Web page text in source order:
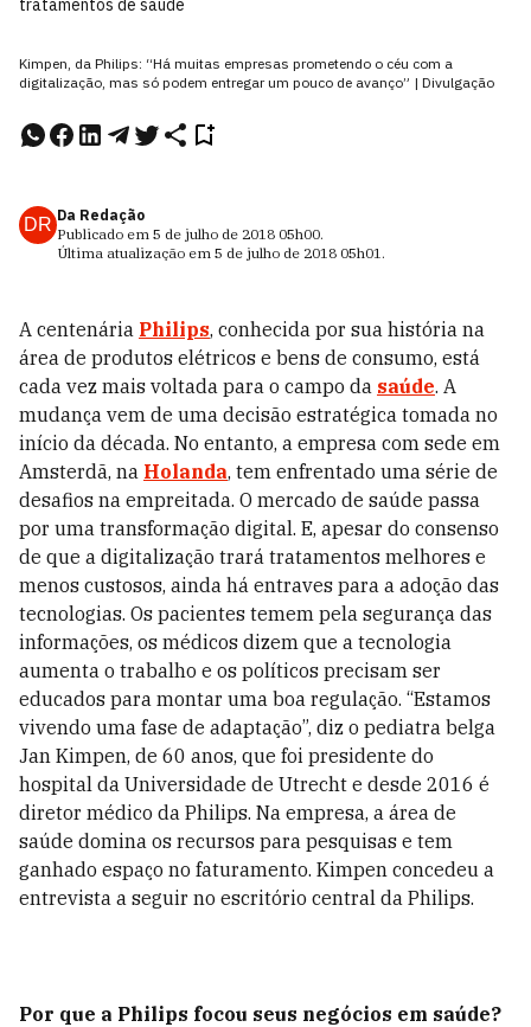
tratamentos de saúde
Kimpen, da Philips: “Há muitas empresas prometendo o céu com a
digitalização, mas só podem entregar um pouco de avanço” | Divulgação
DR Da Redação
Publicado em 5 de julho de 2018 05h00.
Última atualização em 5 de julho de 2018 05h01.
A centenária Philips, conhecida por sua história na
área de produtos elétricos e bens de consumo, está
cada vez mais voltada para o campo da saúde. A
mudança vem de uma decisão estratégica tomada no
início da década. No entanto, a empresa com sede em
Amsterdã, na Holanda, tem enfrentado uma série de
desafios na empreitada. O mercado de saúde passa
por uma transformação digital. E, apesar do consenso
de que a digitalização trará tratamentos melhores e
menos custosos, ainda há entraves para a adoção das
tecnologias. Os pacientes temem pela segurança das
informações, os médicos dizem que a tecnologia
aumenta o trabalho e os políticos precisam ser
educados para montar uma boa regulação. “Estamos
vivendo uma fase de adaptação”, diz o pediatra belga
Jan Kimpen, de 60 anos, que foi presidente do
hospital da Universidade de Utrecht e desde 2016 é
diretor médico da Philips. Na empresa, a área de
saúde domina os recursos para pesquisas e tem
ganhado espaço no faturamento. Kimpen concedeu a
entrevista a seguir no escritório central da Philips.
Por que a Philips focou seus negócios em saúde?